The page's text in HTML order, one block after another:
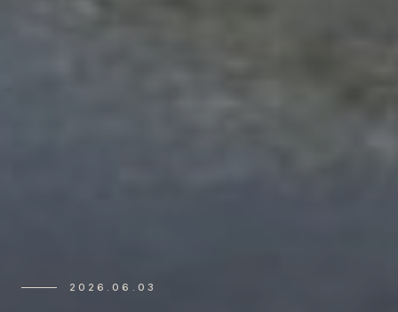
2026.06.03